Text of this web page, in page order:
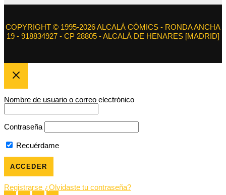
COPYRIGHT © 1995-2026 ALCALÁ CÓMICS - RONDA ANCHA
19 - 918834927 - CP 28805 - ALCALÁ DE HENARES [MADRID]
Nombre de usuario o correo electrónico
Contraseña
Recuérdame
Registrarse ¿Olvidaste tu contraseña?